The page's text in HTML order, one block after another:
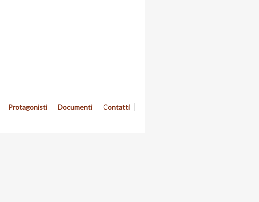
Protagonisti Documenti Contatti